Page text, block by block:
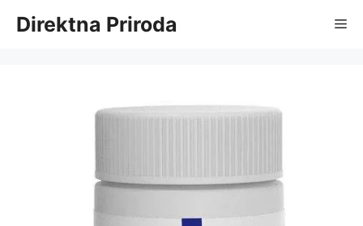
Direktna Priroda